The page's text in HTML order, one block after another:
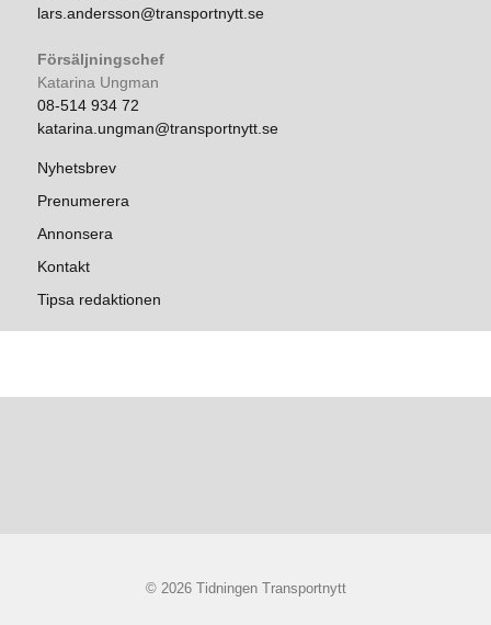
lars.andersson@transportnytt.se
Försäljningschef
Katarina Ungman
08-514 934 72
katarina.ungman@transportnytt.se
Nyhetsbrev
Prenumerera
Annonsera
Kontakt
Tipsa redaktionen
© 2026 Tidningen Transportnytt